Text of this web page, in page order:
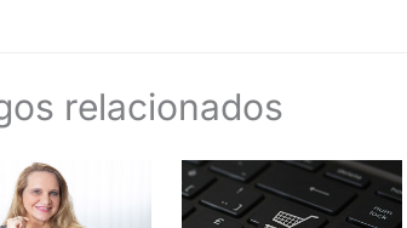
relacionados